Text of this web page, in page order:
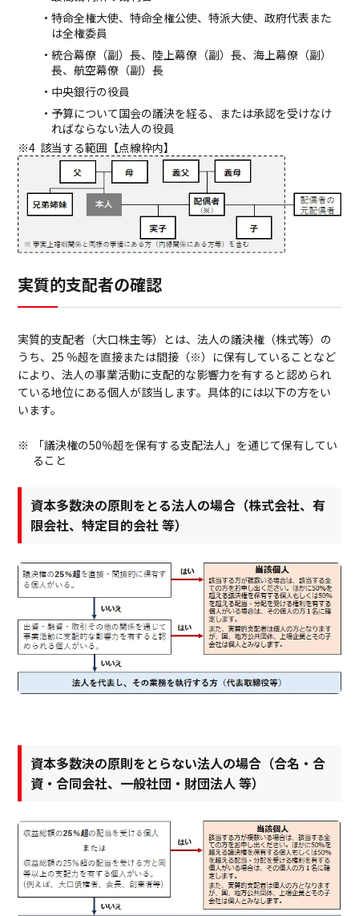
特命全権大使、特命全権公使、特派大使、政府代表また
は全権委員
統合幕僚（副）長、陸上幕僚（副）長、海上幕僚（副）
長、航空幕僚（副）長
中央銀行の役員
予算について国会の議決を経る、または承認を受けなけ
ればならない法人の役員
該当する範囲【点線枠内】
実質的支配者の確認
実質的支配者（大口株主等）とは、法人の議決権（株式等）の
うち、25 ％超を直接または間接（※）に保有していることなど
により、法人の事業活動に支配的な影響力を有すると認められ
ている地位にある個人が該当します。具体的には以下の方をい
います。
「議決権の50％超を保有する支配法人」を通じて保有してい
ること
資本多数決の原則をとる法人の場合（株式会社、有
限会社、特定目的会社 等）
資本多数決の原則をとらない法人の場合（合名・合
資・合同会社、一般社団・財団法人 等）